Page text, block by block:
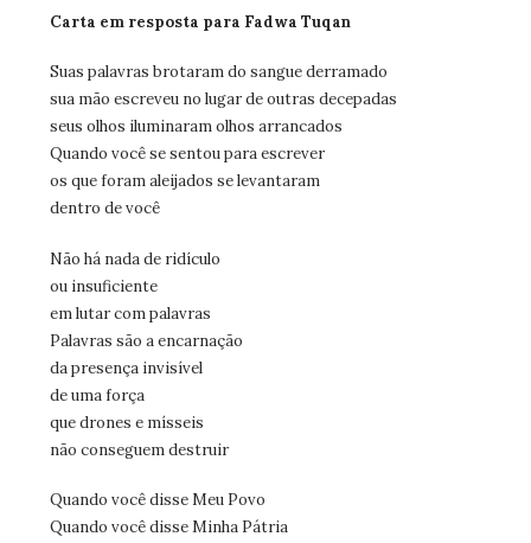
Carta em resposta para Fadwa Tuqan
Suas palavras brotaram do sangue derramado
sua mão escreveu no lugar de outras decepadas
seus olhos iluminaram olhos arrancados
Quando você se sentou para escrever
os que foram aleijados se levantaram
dentro de você
Não há nada de ridículo
ou insuficiente
em lutar com palavras
Palavras são a encarnação
da presença invisível
de uma força
que drones e mísseis
não conseguem destruir
Quando você disse Meu Povo
Quando você disse Minha Pátria